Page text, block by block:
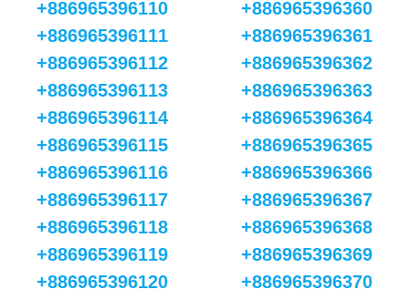
+886965396110
+886965396111
+886965396112
+886965396113
+886965396114
+886965396115
+886965396116
+886965396117
+886965396118
+886965396119
+886965396120
+886965396360
+886965396361
+886965396362
+886965396363
+886965396364
+886965396365
+886965396366
+886965396367
+886965396368
+886965396369
+886965396370